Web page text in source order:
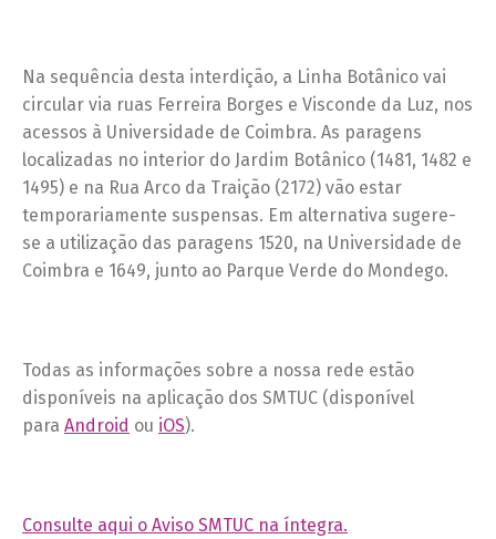
Na sequência desta interdição, a Linha Botânico vai
circular via ruas Ferreira Borges e Visconde da Luz, nos
acessos à Universidade de Coimbra. As paragens
localizadas no interior do Jardim Botânico (1481, 1482 e
1495) e na Rua Arco da Traição (2172) vão estar
temporariamente suspensas. Em alternativa sugere-
se a utilização das paragens 1520, na Universidade de
Coimbra e 1649, junto ao Parque Verde do Mondego.
Todas as informações sobre a nossa rede estão
disponíveis na aplicação dos SMTUC (disponível
para Android ou iOS).
Consulte aqui o Aviso SMTUC na íntegra.